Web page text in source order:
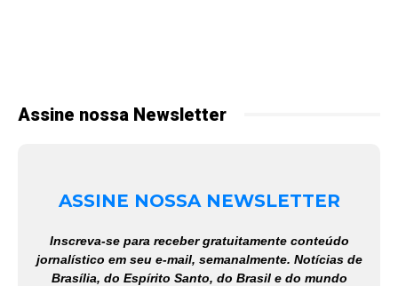
Assine nossa Newsletter
ASSINE NOSSA NEWSLETTER
Inscreva-se para receber gratuitamente conteúdo
jornalístico em seu e-mail, semanalmente. Notícias de
Brasília, do Espírito Santo, do Brasil e do mundo